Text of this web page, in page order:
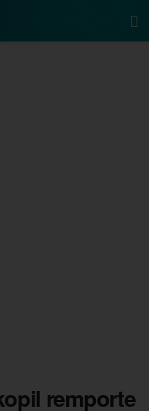
remporte